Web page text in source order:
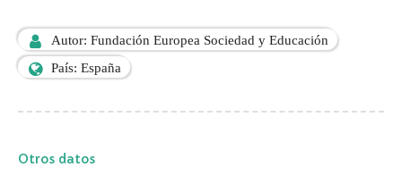
Autor: Fundación Europea Sociedad y Educación
País: España
Otros datos